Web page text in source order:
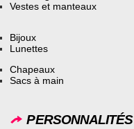
Vestes et manteaux
Bijoux
Lunettes
Chapeaux
Sacs à main
PERSONNALITÉS